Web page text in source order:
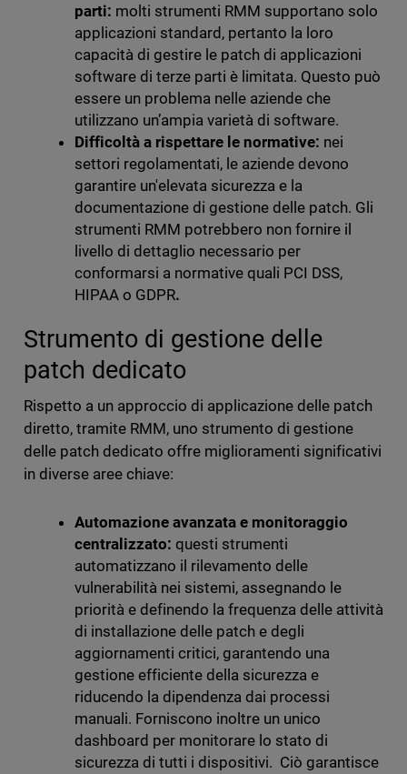
parti: molti strumenti RMM supportano solo
applicazioni standard, pertanto la loro
capacità di gestire le patch di applicazioni
software di terze parti è limitata. Questo può
essere un problema nelle aziende che
utilizzano un’ampia varietà di software.
Difficoltà a rispettare le normative: nei
settori regolamentati, le aziende devono
garantire un'elevata sicurezza e la
documentazione di gestione delle patch. Gli
strumenti RMM potrebbero non fornire il
livello di dettaglio necessario per
conformarsi a normative quali PCI DSS,
HIPAA o GDPR.
Strumento di gestione delle
patch dedicato
Rispetto a un approccio di applicazione delle patch
diretto, tramite RMM, uno strumento di gestione
delle patch dedicato offre miglioramenti significativi
in diverse aree chiave:
Automazione avanzata e monitoraggio
centralizzato: questi strumenti
automatizzano il rilevamento delle
vulnerabilità nei sistemi, assegnando le
priorità e definendo la frequenza delle attività
di installazione delle patch e degli
aggiornamenti critici, garantendo una
gestione efficiente della sicurezza e
riducendo la dipendenza dai processi
manuali. Forniscono inoltre un unico
dashboard per monitorare lo stato di
sicurezza di tutti i dispositivi. Ciò garantisce